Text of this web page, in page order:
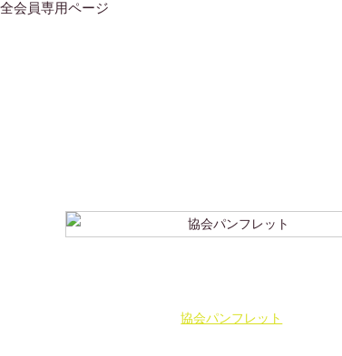
全会員専用ページ
協会パンフレット